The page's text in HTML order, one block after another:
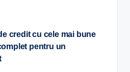
credit cu cele mai bune
pentru un